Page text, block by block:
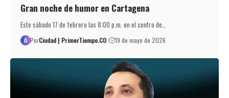
Gran noche de humor en Cartagena
Este sábado 17 de febrero las 8:00 p.m. en el centro de…
PorCiudad | PrimerTiempo.CO 19 de mayo de 2026